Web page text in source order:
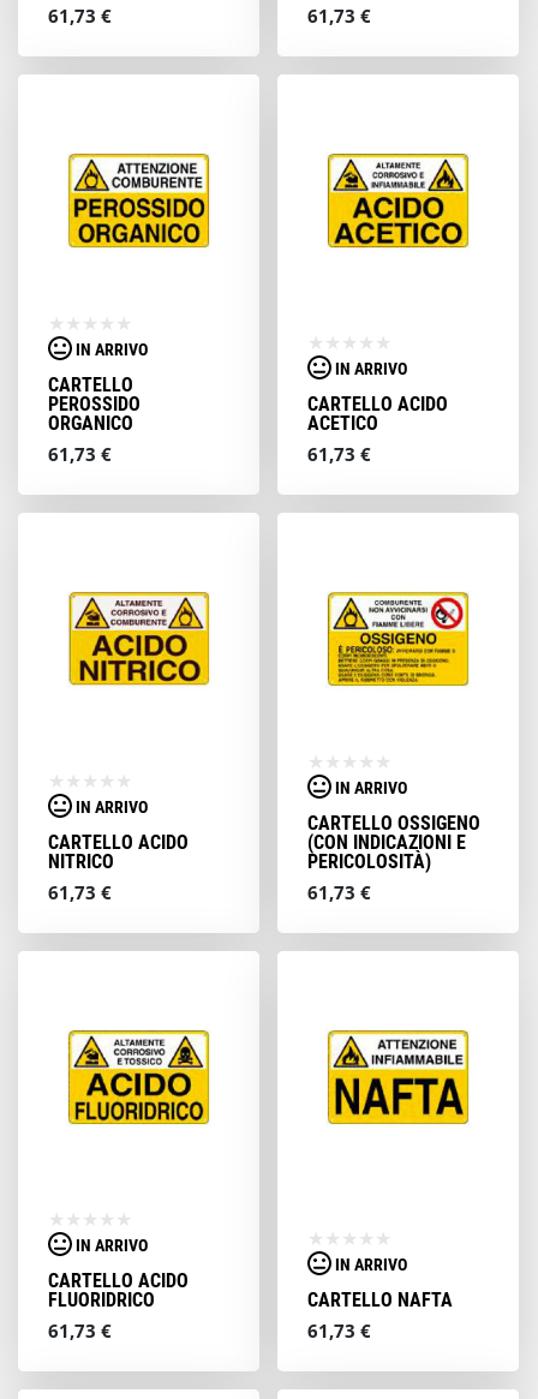
61,73 € 61,73 €
IN ARRIVO
CARTELLO
PEROSSIDO
ORGANICO
61,73 €
IN ARRIVO
CARTELLO ACIDO
ACETICO
61,73 €
IN ARRIVO
CARTELLO ACIDO
NITRICO
61,73 €
IN ARRIVO
CARTELLO OSSIGENO
(CON INDICAZIONI E
PERICOLOSITÀ)
61,73 €
IN ARRIVO
CARTELLO ACIDO
FLUORIDRICO
61,73 €
IN ARRIVO
CARTELLO NAFTA
61,73 €